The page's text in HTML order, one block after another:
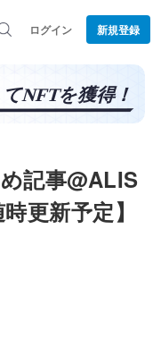
ログイン 新規登録
記事@ALIS
更新予定】